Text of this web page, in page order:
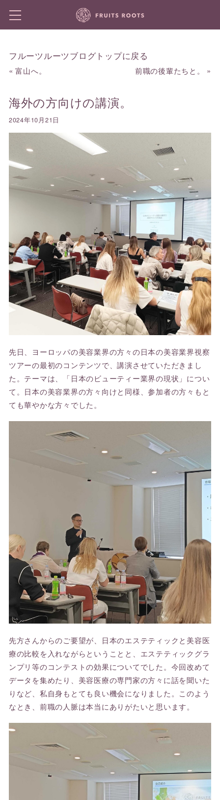
フルーツルーツブログトップに戻る
«富山へ。 前職の後輩たちと。 »
海外の方向けの講演。
2024年10月21日
先日、ヨーロッパの美容業界の方々の日本の美容業界視察
ツアーの最初のコンテンツで、講演させていただきまし
た。テーマは、「日本のビューティー業界の現状」につい
て。日本の美容業界の方々向けと同様、参加者の方々もと
ても華やかな方々でした。
先方さんからのご要望が、日本のエステティックと美容医
療の比較を入れながらということと、エステティックグラ
ンプリ等のコンテストの効果についてでした。今回改めて
データを集めたり、美容医療の専門家の方々に話を聞いた
りなど、私自身もとても良い機会になりました。このよう
なとき、前職の人脈は本当にありがたいと思います。